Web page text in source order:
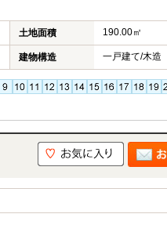
土地面積 190.00㎡
建物構造 一戸建て/木造